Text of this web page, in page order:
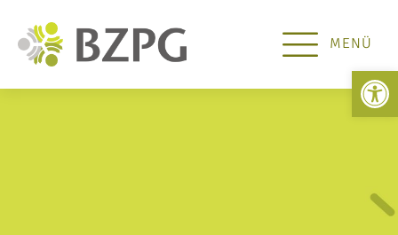
MENÜ